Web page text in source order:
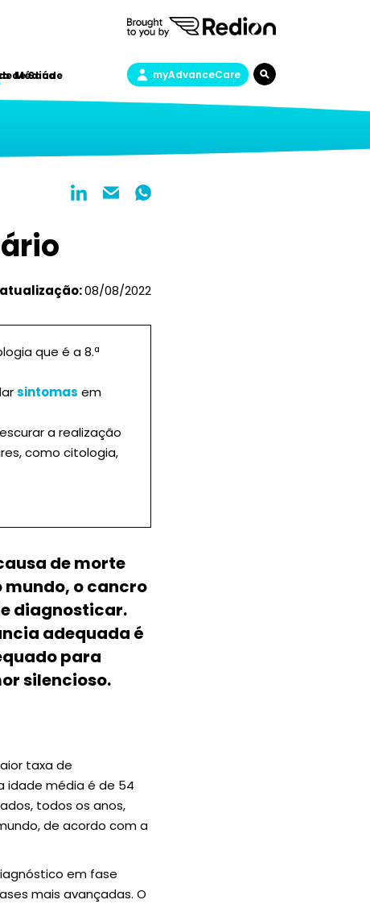
de Saúde
Médica myAdvanceCare
08/08/2022
que é a 8.ª
sintomas em
a realização
como citologia,
de morte
mundo, o cancro
diagnosticar.
adequada é
para
silencioso.
taxa de
idade média é de 54
todos os anos,
de acordo com a
em fase
mais avançadas. O